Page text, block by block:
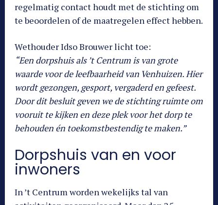
regelmatig contact houdt met de stichting om
te beoordelen of de maatregelen effect hebben.
Wethouder Idso Brouwer licht toe:
“Een dorpshuis als ’t Centrum is van grote
waarde voor de leefbaarheid van Venhuizen. Hier
wordt gezongen, gesport, vergaderd en gefeest.
Door dit besluit geven we de stichting ruimte om
vooruit te kijken en deze plek voor het dorp te
behouden én toekomstbestendig te maken.”
Dorpshuis van en voor
inwoners
In ’t Centrum worden wekelijks tal van